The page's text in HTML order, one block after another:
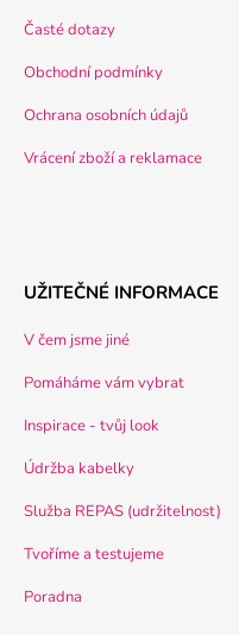
Časté dotazy
Obchodní podmínky
Ochrana osobních údajů
Vrácení zboží a reklamace
UŽITEČNÉ INFORMACE
V čem jsme jiné
Pomáháme vám vybrat
Inspirace - tvůj look
Údržba kabelky
Služba REPAS (udržitelnost)
Tvoříme a testujeme
Poradna